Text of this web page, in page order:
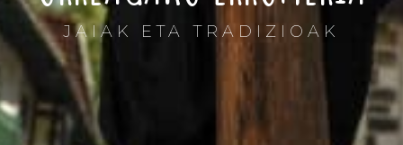
JAIAK ETA TRADIZIOAK